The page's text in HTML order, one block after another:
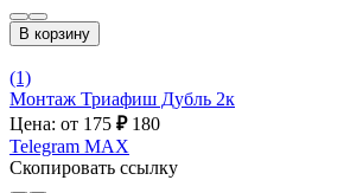
В корзину
(1)
Монтаж Триафиш Дубль 2к
Цена: от 175 ₽ 180
Telegram MAX
Скопировать ссылку